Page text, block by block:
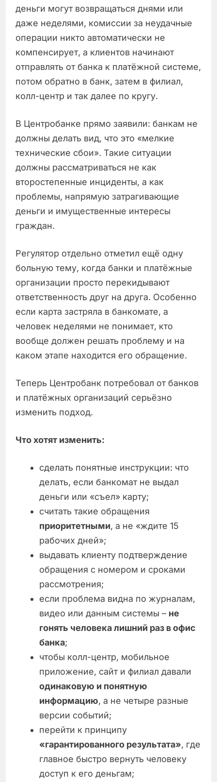
деньги могут возвращаться днями или
даже неделями, комиссии за неудачные
операции никто автоматически не
компенсирует, а клиентов начинают
отправлять от банка к платёжной системе,
потом обратно в банк, затем в филиал,
колл-центр и так далее по кругу.
В Центробанке прямо заявили: банкам не
должны делать вид, что это «мелкие
технические сбои». Такие ситуации
должны рассматриваться не как
второстепенные инциденты, а как
проблемы, напрямую затрагивающие
деньги и имущественные интересы
граждан.
Регулятор отдельно отметил ещё одну
больную тему, когда банки и платёжные
организации просто перекидывают
ответственность друг на друга. Особенно
если карта застряла в банкомате, а
человек неделями не понимает, кто
вообще должен решать проблему и на
каком этапе находится его обращение.
Теперь Центробанк потребовал от банков
и платёжных организаций серьёзно
изменить подход.
Что хотят изменить:
сделать понятные инструкции: что
делать, если банкомат не выдал
деньги или «съел» карту;
считать такие обращения
приоритетными, а не «ждите 15
рабочих дней»;
выдавать клиенту подтверждение
обращения с номером и сроками
рассмотрения;
если проблема видна по журналам,
видео или данным системы – не
гонять человека лишний раз в офис
банка;
чтобы колл-центр, мобильное
приложение, сайт и филиал давали
одинаковую и понятную
информацию, а не четыре разные
версии событий;
перейти к принципу
«гарантированного результата», где
главное быстро вернуть человеку
доступ к его деньгам;